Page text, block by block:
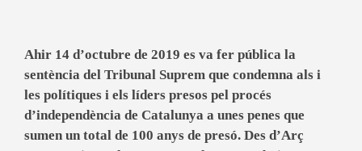
Ahir 14 d’octubre de 2019 es va fer pública la
sentència del Tribunal Suprem que condemna als i
les polítiques i els líders presos pel procés
d’independència de Catalunya a unes penes que
sumen un total de 100 anys de presó. Des d’Arç